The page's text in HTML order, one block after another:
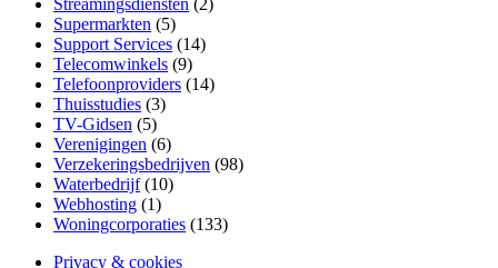
Streamingsdiensten (2)
Supermarkten (5)
Support Services (14)
Telecomwinkels (9)
Telefoonproviders (14)
Thuisstudies (3)
TV-Gidsen (5)
Verenigingen (6)
Verzekeringsbedrijven (98)
Waterbedrijf(10)
Webhosting (1)
Woningcorporaties (133)
Privacy & cookies